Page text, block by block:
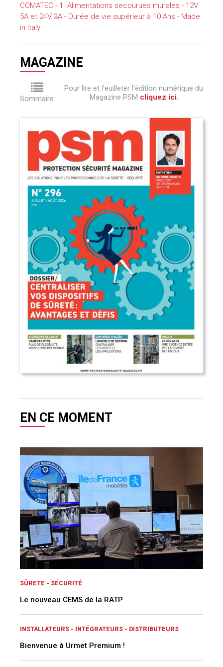
COMATEC - 1. Alimentations secourues murales - 12V
5A et 24V 3A - Durée de vie supérieur à 10 Ans - Made
in Italy
MAGAZINE
Sommaire
Pour lire et feuilleter l'édition numérique du
Magazine PSM cliquez ici.
EN CE MOMENT
SÛRETE - SÉCURITÉ
Le nouveau CEMS de la RATP
INSTALLATEURS - INTÉGRATEURS - DISTRIBUTEURS
Bienvenue à Urmet Premium !